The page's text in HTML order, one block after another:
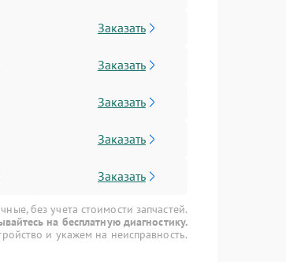
Заказать
Заказать
Заказать
Заказать
Заказать
без учета стоимости запчастей.
на бесплатную диагностику.
и укажем на неисправность.